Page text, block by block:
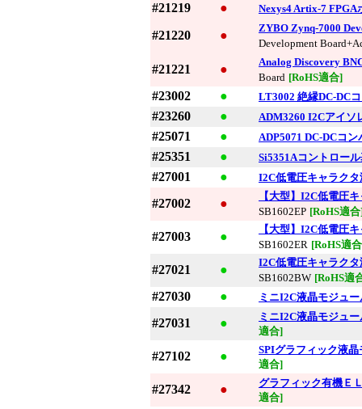
#21219 ● Nexys4 Artix-7 FPGA
#21220 ●
ZYBO Zynq-7000
Development
#21221 ●
Analog Discovery
Board [RoHS適合]
#23002 ● LT3002 絶縁DC-DC
#23260 ● ADM3260 I2Cアイソ
#25071 ● ADP5071 DC-DCコ
#25351 ● Si5351Aコントロー
#27001 ● I2C低電圧キャラク
#27002 ●
【大型】I2C低電圧
SB1602EP [RoHS適
#27003 ●
【大型】I2C低電圧
SB1602ER [RoHS適
#27021 ●
I2C低電圧キャラク
SB1602BW [RoHS適
#27030 ● ミニI2C液晶モジュ
#27031 ●
ミニI2C液晶モジュ
適合]
#27102 ●
SPIグラフィック液
適合]
#27342 ●
グラフィック有機Ｅ
適合]